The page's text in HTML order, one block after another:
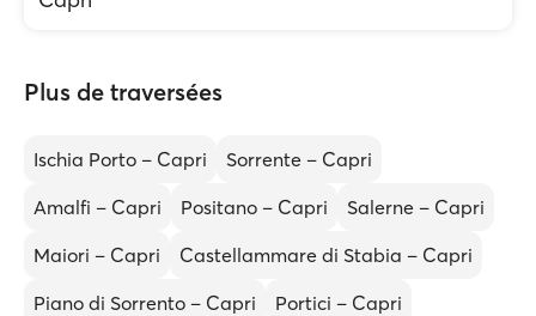
Plus de traversées
Ischia Porto – Capri
Sorrente – Capri
Amalfi – Capri
Positano – Capri
Salerne – Capri
Maiori – Capri
Castellammare di Stabia – Capri
Piano di Sorrento – Capri
Portici – Capri